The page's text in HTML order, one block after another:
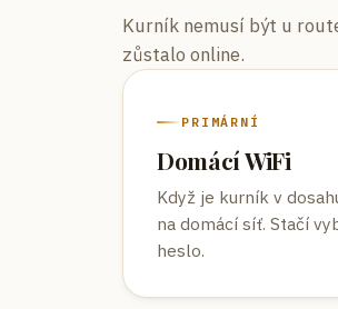
Kurník nemusí být u
zůstalo online.
PRIMÁRNÍ
Domácí WiFi
Když je kurník v
na domácí síť. Stačí
heslo.